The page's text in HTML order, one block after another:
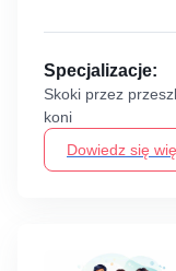
Specjalizacje:
Skoki przez
koni
Dowiedz się